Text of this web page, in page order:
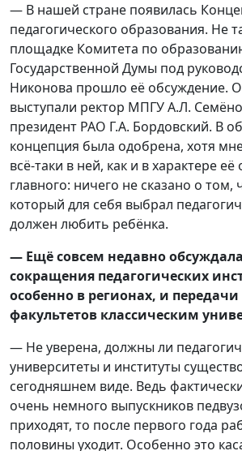
— В нашей стране появилась
педагогического образования. Не
площадке Комитета по
Государственной Думы под
Никонова прошло её обсуждение.
выступали ректор МПГУ А.Л.
президент РАО Г.А. Бордовский. В
концепция была одобрена, хотя
всё-таки в ней, как и в характере
главного: ничего не сказано о том,
который для себя выбрал
должен любить ребёнка.
— Ещё совсем недавно
сокращения педагогических
особенно в регионах, и передачи
факультетов классическим
— Не уверена, должны ли
университеты и институты
сегодняшнем виде. Ведь
очень немного выпускников
приходят, то после первого года
половины уходит. Особенно это